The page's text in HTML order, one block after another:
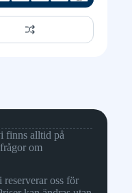
finns alltid på
om
oss för